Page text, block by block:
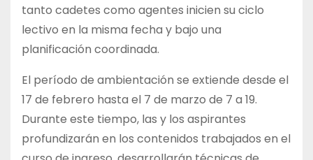
tanto cadetes como agentes inicien su ciclo
lectivo en la misma fecha y bajo una
planificación coordinada.
El período de ambientación se extiende desde el
17 de febrero hasta el 7 de marzo de 7 a 19.
Durante este tiempo, las y los aspirantes
profundizarán en los contenidos trabajados en el